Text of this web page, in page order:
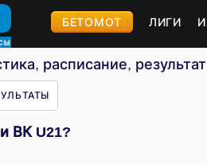
БЕТОМОТ ЛИГИ
расписание,
ВК U21?